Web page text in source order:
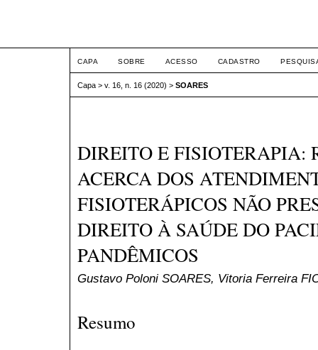
CAPA SOBRE ACESSO CADASTRO
Capa > v. 16, n. 16 (2020) > SOARES
DIREITO E FISIOTERAPIA:
ACERCA DOS
FISIOTERÁPICOS NÃO
DIREITO À SAÚDE DO
PANDÊMICOS
Gustavo Poloni SOARES, Vitoria Ferreira
Resumo